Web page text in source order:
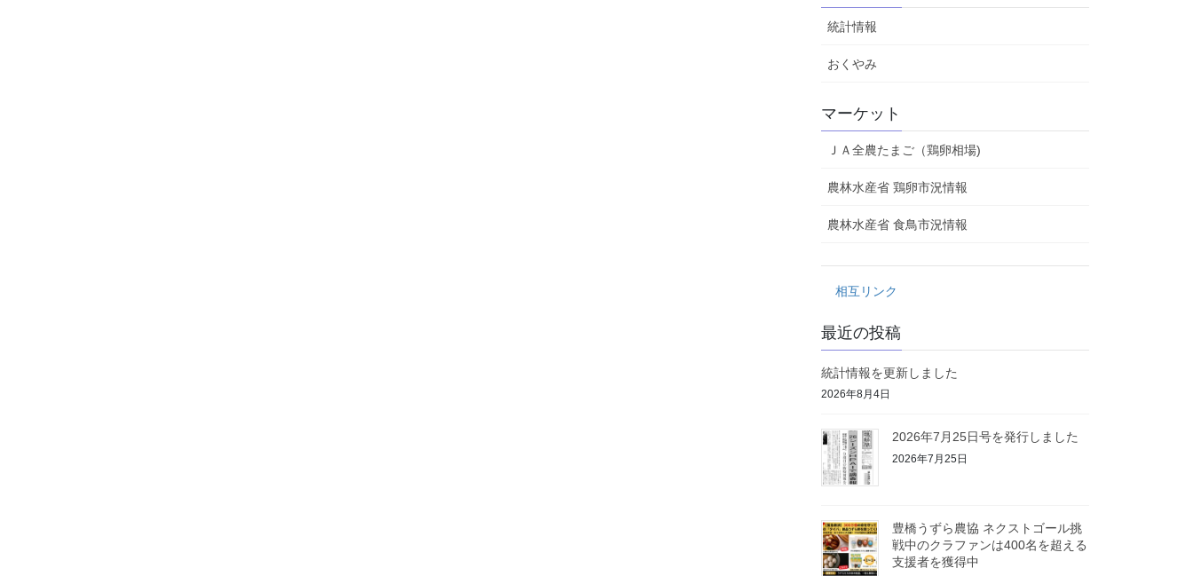
統計情報
おくやみ
マーケット
ＪＡ全農たまご（鶏卵相場)
農林水産省 鶏卵市況情報
農林水産省 食鳥市況情報
相互リンク
最近の投稿
統計情報を更新しました
2026年8月4日
2026年7月25日号を発行しました
2026年7月25日
豊橋うずら農協 ネクストゴール挑
戦中のクラファンは400名を超える
支援者を獲得中